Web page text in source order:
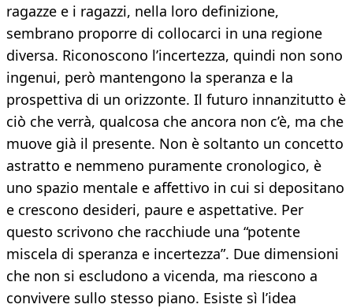
ragazze e i ragazzi, nella loro definizione,
sembrano proporre di collocarci in una regione
diversa. Riconoscono l’incertezza, quindi non sono
ingenui, però mantengono la speranza e la
prospettiva di un orizzonte. Il futuro innanzitutto è
ciò che verrà, qualcosa che ancora non c’è, ma che
muove già il presente. Non è soltanto un concetto
astratto e nemmeno puramente cronologico, è
uno spazio mentale e affettivo in cui si depositano
e crescono desideri, paure e aspettative. Per
questo scrivono che racchiude una “potente
miscela di speranza e incertezza”. Due dimensioni
che non si escludono a vicenda, ma riescono a
convivere sullo stesso piano. Esiste sì l’idea